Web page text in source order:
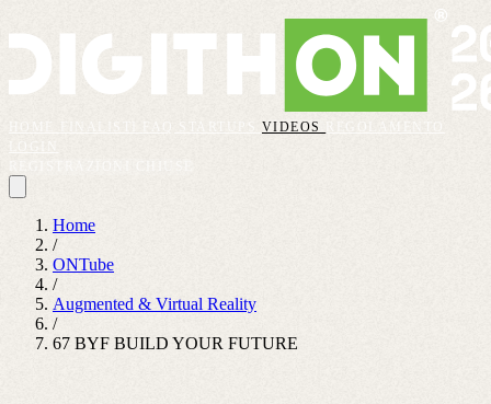
VIDEOS
REGOLAMENTO
Home
/
ONTube
/
Augmented & Virtual Reality
/
67 BYF BUILD YOUR FUTURE